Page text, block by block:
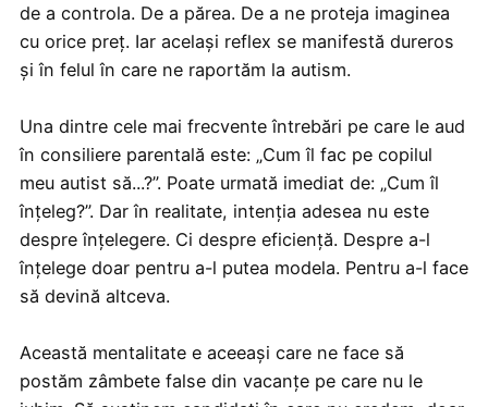
de a controla. De a părea. De a ne proteja imaginea
cu orice preț. Iar același reflex se manifestă dureros
și în felul în care ne raportăm la autism.
Una dintre cele mai frecvente întrebări pe care le aud
în consiliere parentală este: „Cum îl fac pe copilul
meu autist să...?”. Poate urmată imediat de: „Cum îl
înțeleg?”. Dar în realitate, intenția adesea nu este
despre înțelegere. Ci despre eficiență. Despre a-l
înțelege doar pentru a-l putea modela. Pentru a-l face
să devină altceva.
Această mentalitate e aceeași care ne face să
postăm zâmbete false din vacanțe pe care nu le